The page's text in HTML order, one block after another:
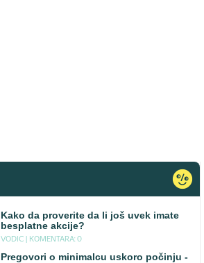
Kako da proverite da li još uvek imate
besplatne akcije?
VODIC | KOMENTARA: 0
Pregovori o minimalcu uskoro počinju -